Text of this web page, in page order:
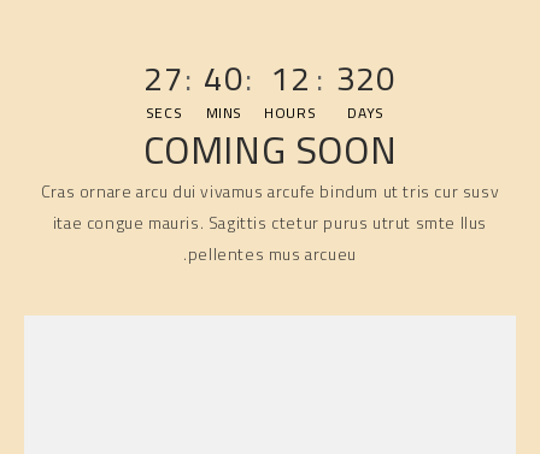
320
:
DAYS
12
:
HOURS
40
:
MINS
27
SECS
COMING SOON
Cras ornare arcu dui vivamus arcufe bindum ut tris cur susv
itae congue mauris. Sagittis ctetur purus utrut smte llus
pellentes mus arcueu.